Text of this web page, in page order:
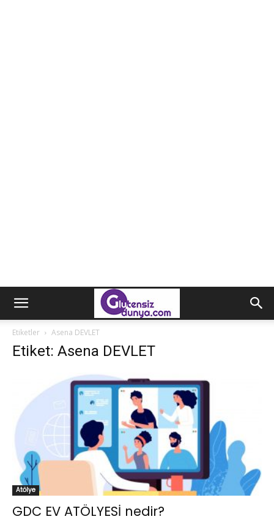
Etiketler Asena DEVLET
Etiket: Asena DEVLET
Atölye
GDC EV ATÖLYESİ nedir?